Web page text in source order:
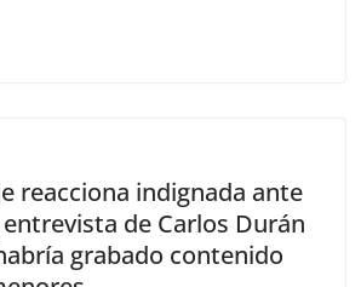
reacciona indignada ante
de Carlos Durán
grabado contenido